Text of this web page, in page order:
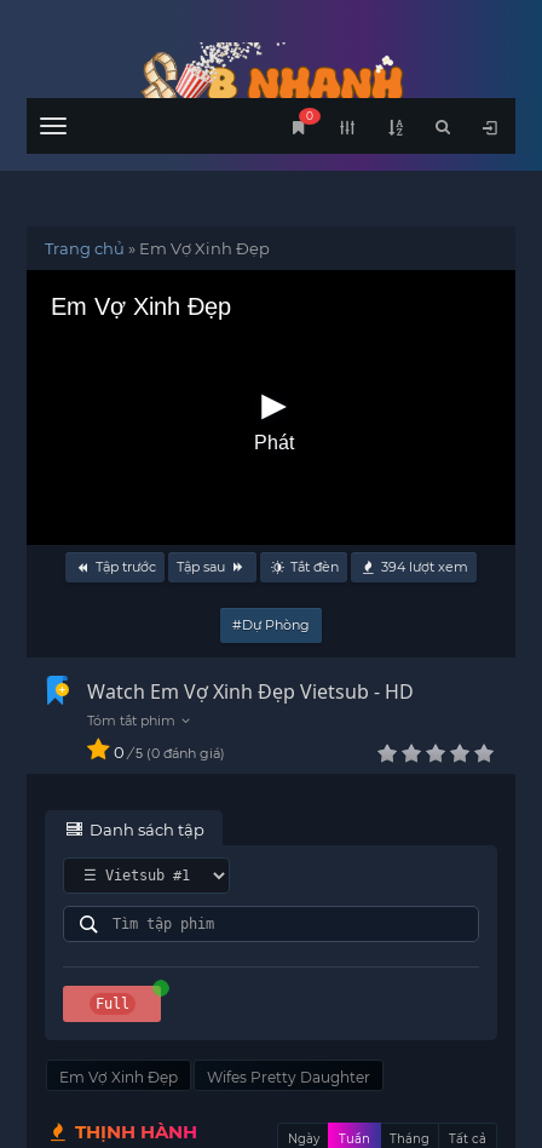
Menu
0
Trang chủ » Em Vợ Xinh Đẹp
Em Vợ Xinh Đẹp
Phát
Tập trước Tập sau Tắt đèn 394 lượt xem
#Dự Phòng
Watch Em Vợ Xinh Đẹp Vietsub - HD
0 / 5 0 đánh giá
Danh sách tập
Full
Em Vợ Xinh Đẹp Wifes Pretty Daughter
THỊNH HÀNH Ngày Tuần Tháng Tất cả